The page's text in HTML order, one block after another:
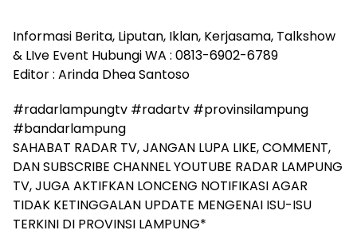
Informasi Berita, Liputan, Iklan, Kerjasama, Talkshow
& LIve Event Hubungi WA : 0813-6902-6789
Editor : Arinda Dhea Santoso
#radarlampungtv #radartv #provinsilampung
#bandarlampung
SAHABAT RADAR TV, JANGAN LUPA LIKE, COMMENT,
DAN SUBSCRIBE CHANNEL YOUTUBE RADAR LAMPUNG
TV, JUGA AKTIFKAN LONCENG NOTIFIKASI AGAR
TIDAK KETINGGALAN UPDATE MENGENAI ISU-ISU
TERKINI DI PROVINSI LAMPUNG*